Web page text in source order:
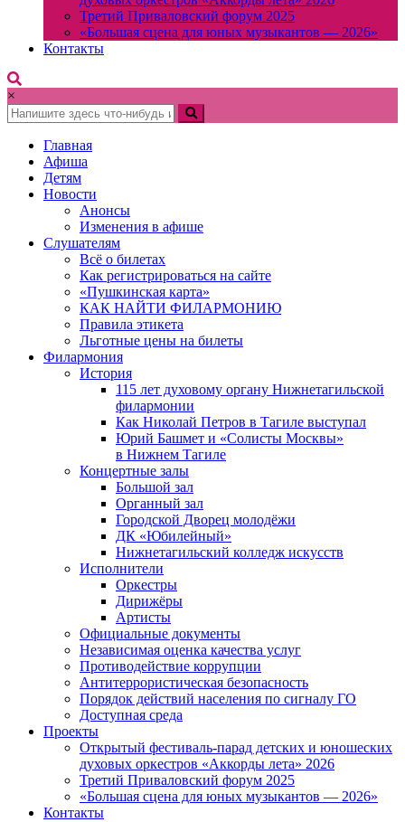
Третий Приваловский форум 2025
«Большая сцена для юных музыкантов — 2026»
Контакты
×
Главная
Афиша
Детям
Новости
Анонсы
Изменения в афише
Слушателям
Всё о билетах
Как регистрироваться на сайте
«Пушкинская карта»
КАК НАЙТИ ФИЛАРМОНИЮ
Правила этикета
Льготные цены на билеты
Филармония
История
115 лет духовому органу Нижнетагильской
филармонии
Как Николай Петров в Тагиле выступал
Юрий Башмет и «Солисты Москвы»
в Нижнем Тагиле
Концертные залы
Большой зал
Органный зал
Городской Дворец молодёжи
ДК «Юбилейный»
Нижнетагильский колледж искусств
Исполнители
Оркестры
Дирижёры
Артисты
Официальные документы
Независимая оценка качества услуг
Противодействие коррупции
Антитеррористическая безопасность
Порядок действий населения по сигналу ГО
Доступная среда
Проекты
Открытый фестиваль-парад детских и юношеских
духовых оркестров «Аккорды лета» 2026
Третий Приваловский форум 2025
«Большая сцена для юных музыкантов — 2026»
Контакты